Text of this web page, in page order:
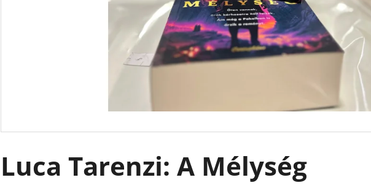
Luca Tarenzi: A Mélység